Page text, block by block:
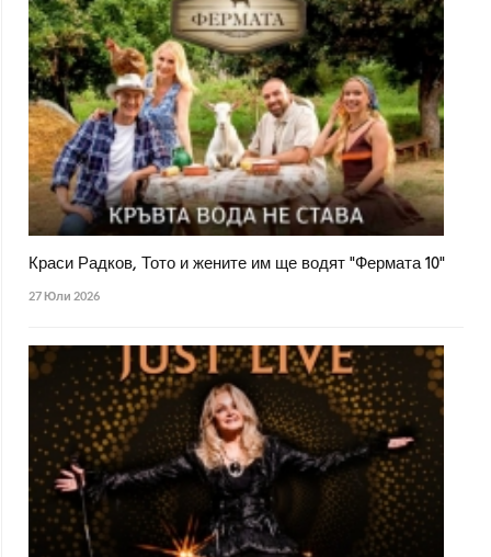
Краси Радков, Тото и жените им ще водят "Фермата 10"
27 Юли 2026